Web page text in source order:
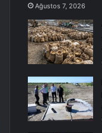
Ağustos 7, 2026